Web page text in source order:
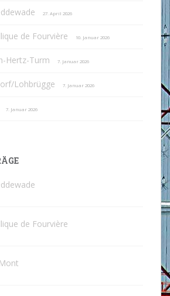
27. April 2026
de Fourvière 10. Januar 2026
Hertz-Turm 7. Januar 2026
Lohbrügge 7. Januar 2026
7. Januar 2026
de Fourvière